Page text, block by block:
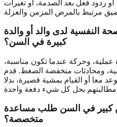
ردود فعل بعد الصدمة، أو تغيرات
النفسية لدى والد أو والدة
كبيرة في السن؟
عملية، وحركة عندما تكون مناسبة،
ومحادثات منخفضة الضغط. قدم
معا أو القيام بمشية قصيرة، بدلا
في السن طلب مساعدة
متخصصة؟